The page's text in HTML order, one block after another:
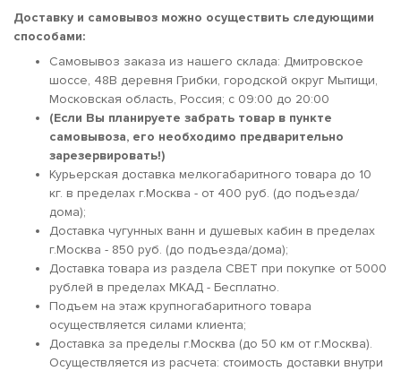
Доставку и самовывоз можно осуществить следующими
способами:
Самовывоз заказа из нашего склада: Дмитровское
шоссе, 48В деревня Грибки, городской округ Мытищи,
Московская область, Россия; c 09:00 до 20:00
(Если Вы планируете забрать товар в пункте
самовывоза, его необходимо предварительно
зарезервировать!)
Курьерская доставка мелкогабаритного товара до 10
кг. в пределах г.Москва - от 400 руб. (до подъезда/
дома);
Доставка чугунных ванн и душевых кабин в пределах
г.Москва - 850 руб. (до подъезда/дома);
Доставка товара из раздела СВЕТ при покупке от 5000
рублей в пределах МКАД - Бесплатно.
Подъем на этаж крупногабаритного товара
осуществляется силами клиента;
Доставка за пределы г.Москва (до 50 км от г.Москва).
Осуществляется из расчета: стоимость доставки внутри